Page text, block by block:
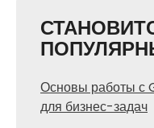
Основы работы с
для бизнес-задач